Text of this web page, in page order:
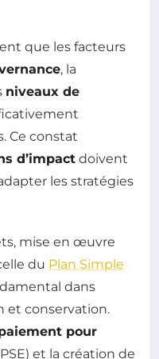
que les facteurs
, la
niveaux de
Ce constat
d’impact doivent
les stratégies
mise en œuvre
du Plan Simple
dans
et conservation.
pour
et la création de